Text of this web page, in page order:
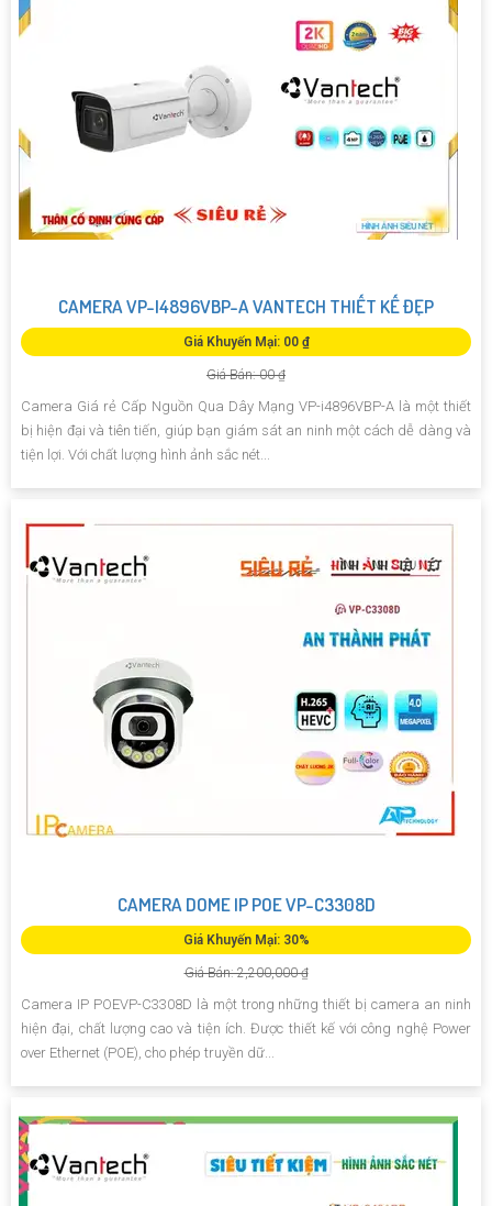
CAMERA VP-I4896VBP-A VANTECH THIẾT KẾ ĐẸP
Giá Khuyến Mại: 00 ₫
Giá Bán: 00 ₫
Camera Giá rẻ Cấp Nguồn Qua Dây Mạng VP-i4896VBP-A là một thiết
bị hiện đại và tiên tiến, giúp bạn giám sát an ninh một cách dễ dàng và
tiện lợi. Với chất lượng hình ảnh sắc nét...
CAMERA DOME IP POE VP-C3308D
Giá Khuyến Mại: 30%
Giá Bán: 2,200,000 ₫
Camera IP POEVP-C3308D là một trong những thiết bị camera an ninh
hiện đại, chất lượng cao và tiện ích. Được thiết kế với công nghệ Power
over Ethernet (POE), cho phép truyền dữ...